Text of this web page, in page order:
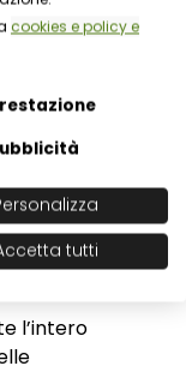
riserva;
accessi
l’intero
cookies e policy e
tutti